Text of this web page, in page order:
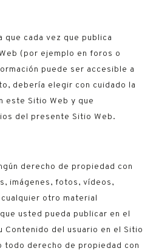
que cada vez que publica
(por ejemplo en foros o
puede ser accesible a
debería elegir con cuidado la
este Sitio Web y que
del presente Sitio Web.
derecho de propiedad con
imágenes, fotos, vídeos,
otro material
usted pueda publicar en el
Contenido del usuario en el Sitio
todo derecho de propiedad con